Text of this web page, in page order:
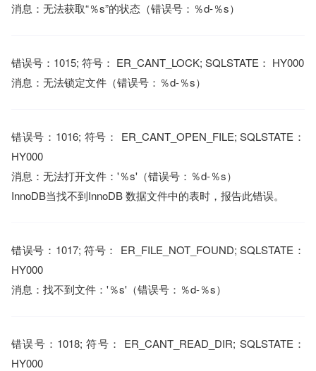
消息：无法获取“％s”的状态（错误号：％d-％s）
错误号：1015; 符号： ER_CANT_LOCK; SQLSTATE： HY000
消息：无法锁定文件（错误号：％d-％s）
错误号：1016; 符号： ER_CANT_OPEN_FILE; SQLSTATE：
HY000
消息：无法打开文件：'％s'（错误号：％d-％s）
InnoDB当找不到InnoDB 数据文件中的表时，报告此错误。
错误号：1017; 符号： ER_FILE_NOT_FOUND; SQLSTATE：
HY000
消息：找不到文件：'％s'（错误号：％d-％s）
错误号：1018; 符号： ER_CANT_READ_DIR; SQLSTATE：
HY000